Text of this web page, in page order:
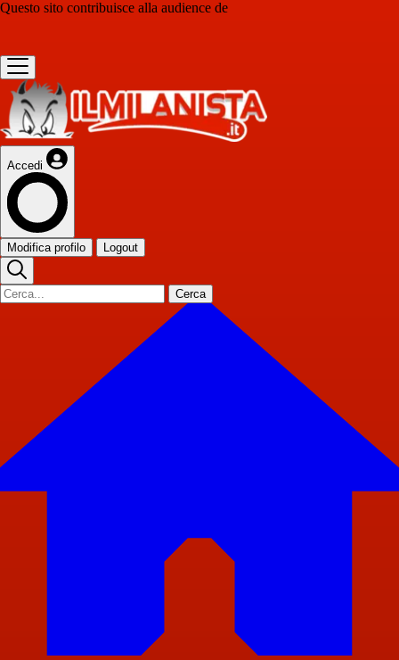
Questo sito contribuisce alla audience de
Accedi
Modifica profilo Logout
Cerca